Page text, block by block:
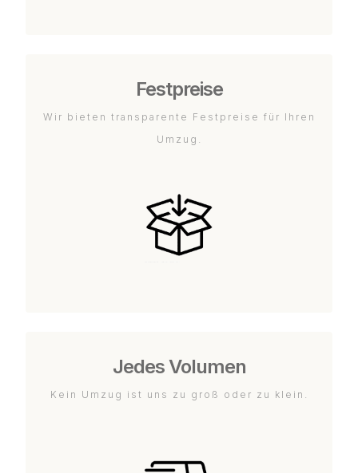
Festpreise
Wir bieten transparente Festpreise für Ihren
Umzug.
Jedes Volumen
Kein Umzug ist uns zu groß oder zu klein.